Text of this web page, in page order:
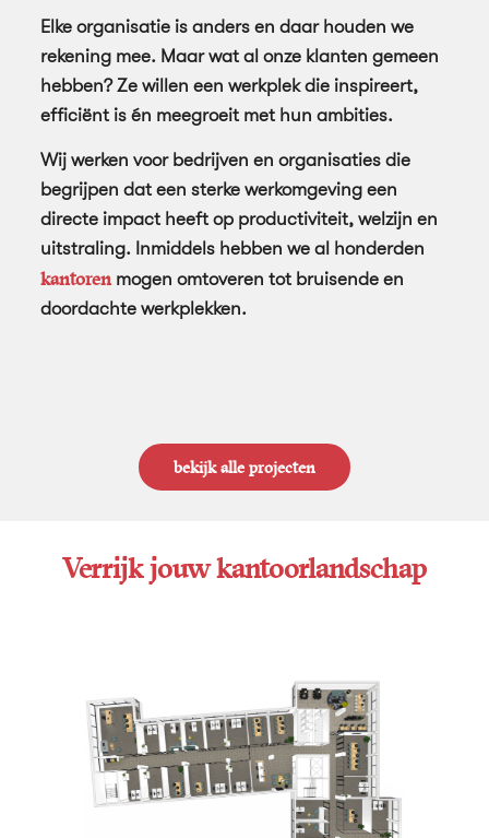
Elke organisatie is anders en daar houden we
rekening mee. Maar wat al onze klanten gemeen
hebben? Ze willen een werkplek die inspireert,
efficiënt is én meegroeit met hun ambities.
Wij werken voor bedrijven en organisaties die
begrijpen dat een sterke werkomgeving een
directe impact heeft op productiviteit, welzijn en
uitstraling. Inmiddels hebben we al honderden
kantorenmogen omtoveren tot bruisende en
doordachte werkplekken.
bekijk alle projecten
Verrijk jouw kantoorlandschap